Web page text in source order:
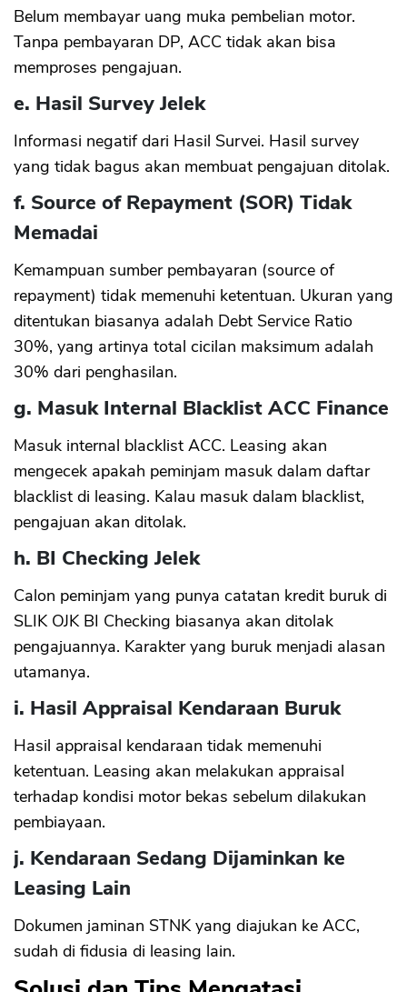
Belum membayar uang muka pembelian motor.
Tanpa pembayaran DP, ACC tidak akan bisa
memproses pengajuan.
e. Hasil Survey Jelek
Informasi negatif dari Hasil Survei. Hasil survey
yang tidak bagus akan membuat pengajuan ditolak.
f. Source of Repayment (SOR) Tidak
Memadai
Kemampuan sumber pembayaran (source of
repayment) tidak memenuhi ketentuan. Ukuran yang
ditentukan biasanya adalah Debt Service Ratio
30%, yang artinya total cicilan maksimum adalah
30% dari penghasilan.
g. Masuk Internal Blacklist ACC Finance
Masuk internal blacklist ACC. Leasing akan
mengecek apakah peminjam masuk dalam daftar
blacklist di leasing. Kalau masuk dalam blacklist,
pengajuan akan ditolak.
h. BI Checking Jelek
Calon peminjam yang punya catatan kredit buruk di
SLIK OJK BI Checking biasanya akan ditolak
pengajuannya. Karakter yang buruk menjadi alasan
utamanya.
i. Hasil Appraisal Kendaraan Buruk
Hasil appraisal kendaraan tidak memenuhi
ketentuan. Leasing akan melakukan appraisal
terhadap kondisi motor bekas sebelum dilakukan
pembiayaan.
j. Kendaraan Sedang Dijaminkan ke
Leasing Lain
Dokumen jaminan STNK yang diajukan ke ACC,
sudah di fidusia di leasing lain.